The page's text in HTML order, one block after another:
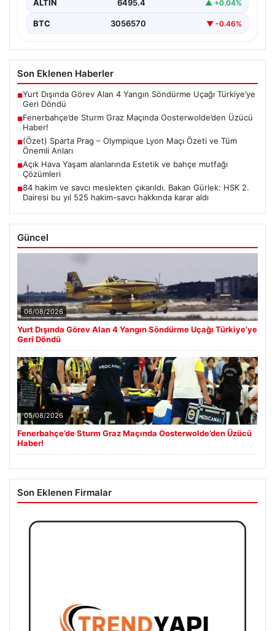
ALTIN 6495.4 ▲ +0.04%
BTC 3056570 ▼ -0.46%
Son Eklenen Haberler
■Yurt Dışında Görev Alan 4 Yangın Söndürme Uçağı Türkiye’ye
Geri Döndü
■Fenerbahçe’de Sturm Graz Maçında Oosterwolde’den Üzücü
Haber!
■(Özet) Sparta Prag – Olympique Lyon Maçı Özeti ve Tüm
Önemli Anları
■Açık Hava Yaşam alanlarında Estetik ve bahçe mutfağı
Çözümleri
■84 hakim ve savcı meslekten çıkarıldı. Bakan Gürlek: HSK 2.
Dairesi bu yıl 525 hakim-savcı hakkında karar aldı
Güncel
06/08/2026
Yurt Dışında Görev Alan 4 Yangın Söndürme Uçağı Türkiye’ye
Geri Döndü
05/08/2026
Fenerbahçe’de Sturm Graz Maçında Oosterwolde’den Üzücü
Haber!
Son Eklenen Firmalar